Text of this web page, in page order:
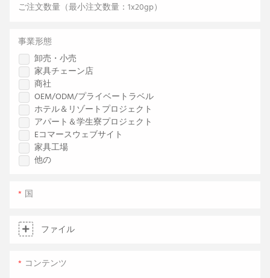
ご注文数量（最小注文数量：1x20gp）
卸売・小売
家具チェーン店
商社
OEM/ODM/プライベートラベル
ホテル＆リゾートプロジェクト
アパート＆学生寮プロジェクト
Eコマースウェブサイト
家具工場
他の
事業形態
国
ファイル
コンテンツ